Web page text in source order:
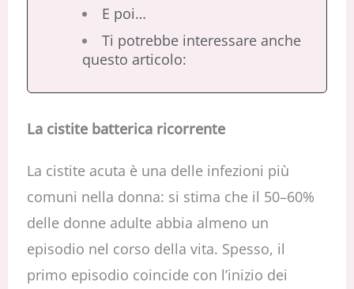
E poi…
Ti potrebbe interessare anche
questo articolo:
La cistite batterica ricorrente
La cistite acuta è una delle infezioni più
comuni nella donna: si stima che il 50–60%
delle donne adulte abbia almeno un
episodio nel corso della vita. Spesso, il
primo episodio coincide con l’inizio dei